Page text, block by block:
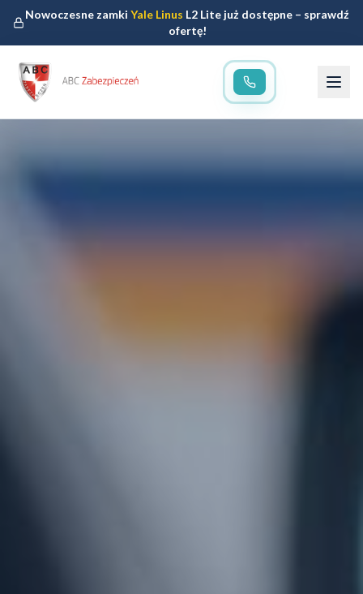
Nowoczesne zamkiYale Linus L2 Lite już dostępne – sprawdź
ofertę!